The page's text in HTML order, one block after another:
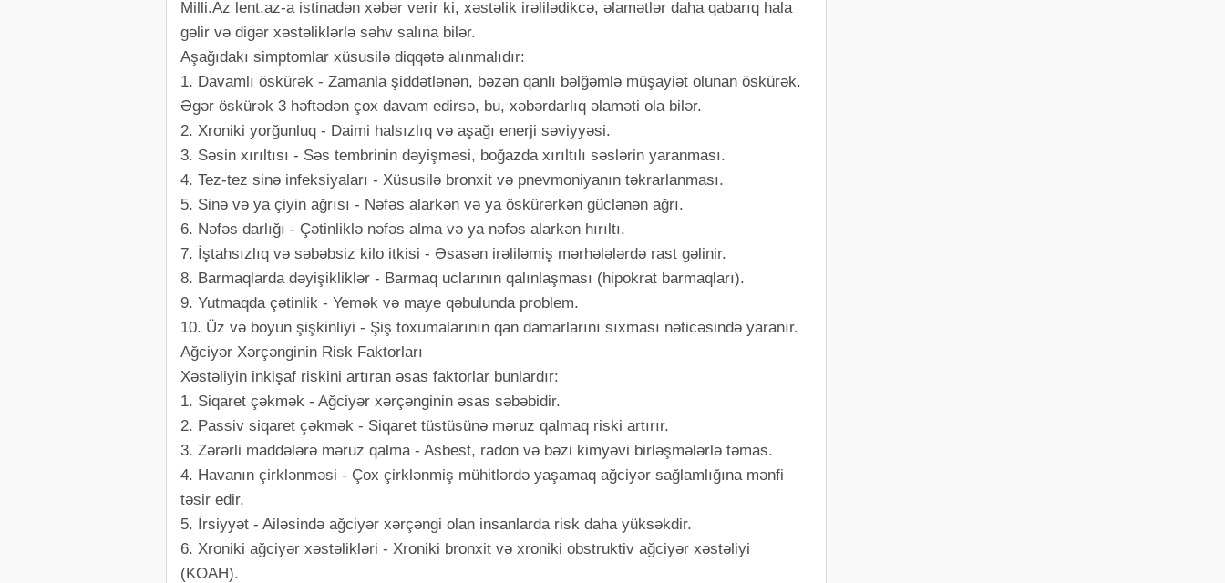
Milli.Az lent.az-a istinadən xəbər verir ki, xəstəlik irəlilədikcə, əlamətlər daha qabarıq hala
gəlir və digər xəstəliklərlə səhv salına bilər.
Aşağıdakı simptomlar xüsusilə diqqətə alınmalıdır:
1. Davamlı öskürək - Zamanla şiddətlənən, bəzən qanlı bəlğəmlə müşayiət olunan öskürək.
Əgər öskürək 3 həftədən çox davam edirsə, bu, xəbərdarlıq əlaməti ola bilər.
2. Xroniki yorğunluq - Daimi halsızlıq və aşağı enerji səviyyəsi.
3. Səsin xırıltısı - Səs tembrinin dəyişməsi, boğazda xırıltılı səslərin yaranması.
4. Tez-tez sinə infeksiyaları - Xüsusilə bronxit və pnevmoniyanın təkrarlanması.
5. Sinə və ya çiyin ağrısı - Nəfəs alarkən və ya öskürərkən güclənən ağrı.
6. Nəfəs darlığı - Çətinliklə nəfəs alma və ya nəfəs alarkən hırıltı.
7. İştahsızlıq və səbəbsiz kilo itkisi - Əsasən irəliləmiş mərhələlərdə rast gəlinir.
8. Barmaqlarda dəyişikliklər - Barmaq uclarının qalınlaşması (hipokrat barmaqları).
9. Yutmaqda çətinlik - Yemək və maye qəbulunda problem.
10. Üz və boyun şişkinliyi - Şiş toxumalarının qan damarlarını sıxması nəticəsində yaranır.
Ağciyər Xərçənginin Risk Faktorları
Xəstəliyin inkişaf riskini artıran əsas faktorlar bunlardır:
1. Siqaret çəkmək - Ağciyər xərçənginin əsas səbəbidir.
2. Passiv siqaret çəkmək - Siqaret tüstüsünə məruz qalmaq riski artırır.
3. Zərərli maddələrə məruz qalma - Asbest, radon və bəzi kimyəvi birləşmələrlə təmas.
4. Havanın çirklənməsi - Çox çirklənmiş mühitlərdə yaşamaq ağciyər sağlamlığına mənfi
təsir edir.
5. İrsiyyət - Ailəsində ağciyər xərçəngi olan insanlarda risk daha yüksəkdir.
6. Xroniki ağciyər xəstəlikləri - Xroniki bronxit və xroniki obstruktiv ağciyər xəstəliyi
(KOAH).